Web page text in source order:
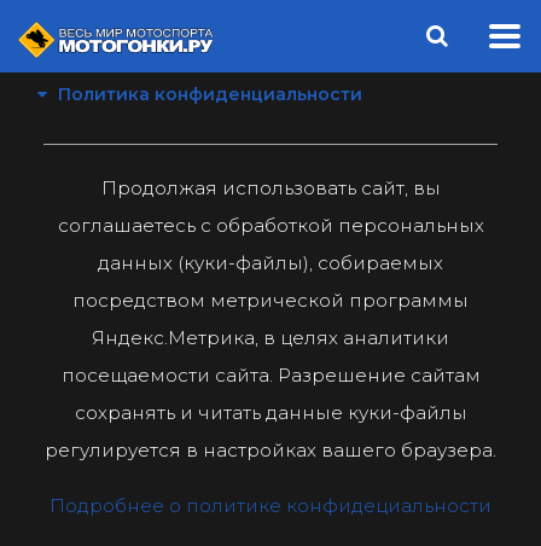
Политика конфиденциальности
Продолжая использовать сайт, вы
соглашаетесь с обработкой персональных
данных (куки-файлы), собираемых
посредством метрической программы
Яндекс.Метрика, в целях аналитики
посещаемости сайта. Разрешение сайтам
сохранять и читать данные куки-файлы
регулируется в настройках вашего браузера.
Подробнее о политике конфидециальности